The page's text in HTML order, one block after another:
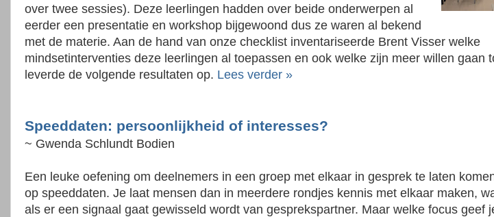
over twee sessies). Deze leerlingen hadden over beide onderwerpen al
eerder een presentatie en workshop bijgewoond dus ze waren al bekend
met de materie. Aan de hand van onze checklist inventariseerde Brent Visser welke
mindsetinterventies deze leerlingen al toepassen en ook welke zijn meer willen gaan
leverde de volgende resultaten op. Lees verder »
Speeddaten: persoonlijkheid of interesses?
~ Gwenda Schlundt Bodien
Een leuke oefening om deelnemers in een groep met elkaar in gesprek te laten
op speeddaten. Je laat mensen dan in meerdere rondjes kennis met elkaar maken,
als er een signaal gaat gewisseld wordt van gesprekspartner. Maar welke focus geef